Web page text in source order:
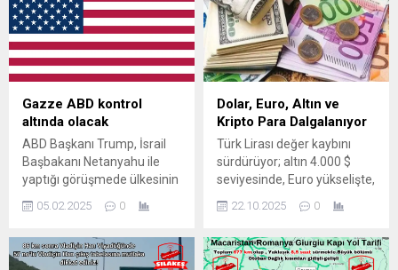
seviyesinde bulunuyor.
Gazze ABD kontrol
altında olacak
ABD Başkanı Trump, İsrail
Başbakanı Netanyahu ile
yaptığı görüşmede ülkesinin
ele alacağını” duyurdu.
toplantısında ABD’nin Gazze
05.02.2025 0
Dolar, Euro, Altın ve
Kripto Para Dalgalanıyor
Türk Lirası değer kaybını
sürdürüyor; altın 4.000 $
seviyesinde, Euro yükselişte,
Dolar ve Euro Güçlü
yabancı para birimleri
22.10.2025 0